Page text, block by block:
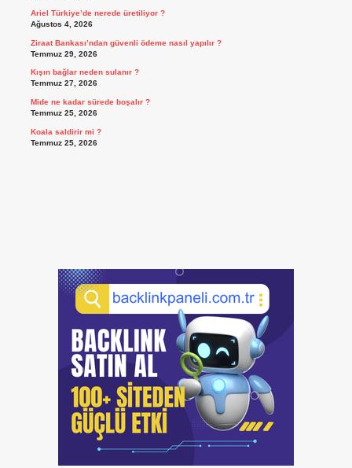
Ariel Türkiye’de nerede üretiliyor ?
Ağustos 4, 2026
Ziraat Bankası’ndan güvenli ödeme nasıl yapılır ?
Temmuz 29, 2026
Kışın bağlar neden sulanır ?
Temmuz 27, 2026
Mide ne kadar sürede boşalır ?
Temmuz 25, 2026
Koala saldirir mi ?
Temmuz 25, 2026